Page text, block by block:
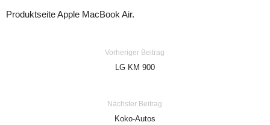
Produktseite Apple MacBook Air.
Vorheriger Beitrag
LG KM 900
Nächster Beitrag
Koko-Autos